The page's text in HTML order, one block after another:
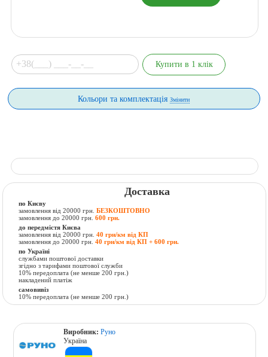
Кольори та комплектаціяЗмінити
Доставка
по Києву
замовлення від 20000 грн.БЕЗКОШТОВНО
замовлення до 20000 грн.600 грн.
до передмістя Києва
замовлення від 20000 грн.40 грн/км від КП
замовлення до 20000 грн.40 грн/км від КП + 600 грн.
по Україні
службами поштової доставки
згідно з тарифами поштової служби
10% передоплата (не менше 200 грн.)
накладений платіж
самовивіз
10% передоплата (не менше 200 грн.)
Виробник:Руно
Україна